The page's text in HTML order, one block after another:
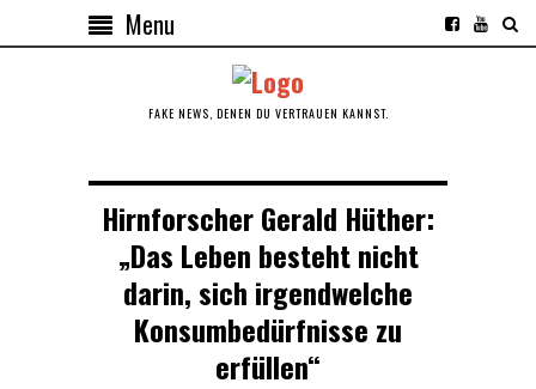
Menu
FAKE NEWS, DENEN DU VERTRAUEN KANNST.
Hirnforscher Gerald Hüther:
„Das Leben besteht nicht
darin, sich irgendwelche
Konsumbedürfnisse zu
erfüllen“